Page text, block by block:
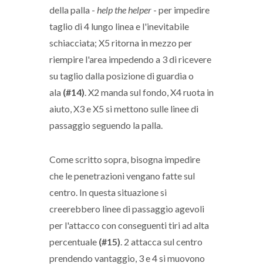
della palla - help the helper - per impedire
taglio di 4 lungo linea e l'inevitabile
schiacciata; X5 ritorna in mezzo per
riempire l'area impedendo a 3 di ricevere
su taglio dalla posizione di guardia o
ala (#14). X2 manda sul fondo, X4 ruota in
aiuto, X3 e X5 si mettono sulle linee di
passaggio seguendo la palla.
Come scritto sopra, bisogna impedire
che le penetrazioni vengano fatte sul
centro. In questa situazione si
creerebbero linee di passaggio agevoli
per l'attacco con conseguenti tiri ad alta
percentuale (#15). 2 attacca sul centro
prendendo vantaggio, 3 e 4 si muovono